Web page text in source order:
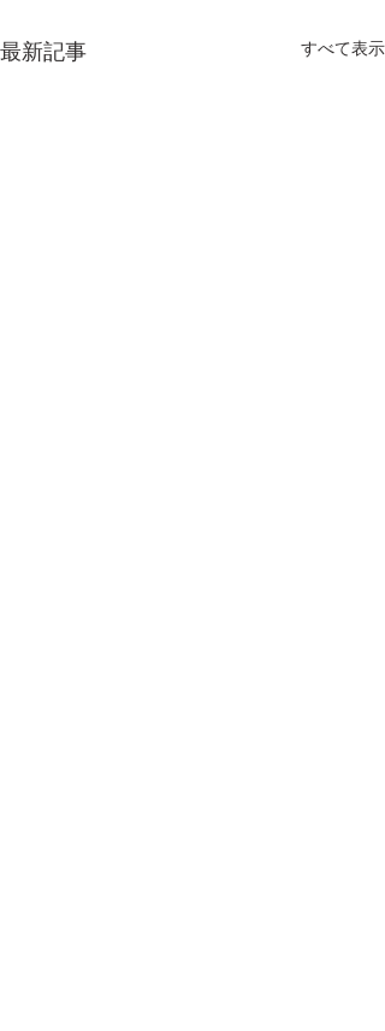
最新記事 すべて表示